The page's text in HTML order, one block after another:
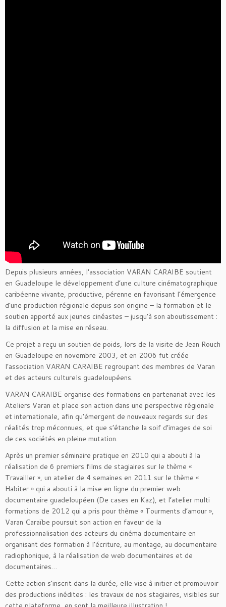
Depuis plusieurs années, l’association VARAN CARAIBE soutient
en Guadeloupe le développement d’une culture cinématographique
caribéenne vivante, productive, pérenne en favorisant l’émergence
d’une production régionale depuis son origine – la formation et le
soutien apporté aux jeunes cinéastes – jusqu’à son aboutissement :
la diffusion et la mise en réseau.
Ce projet a reçu un soutien de poids, lors de la visite de Jean Rouch
en Guadeloupe en novembre 2003, et en 2006 fut créée
l’association VARAN CARAIBE regroupant des membres de Varan
et des acteurs culturels guadeloupéens.
VARAN CARAIBE organise des formations en partenariat avec les
Ateliers Varan et place son action dans une perspective régionale
et internationale, afin qu’émergent de nouveaux regards sur des
réalités trop méconnues, et que s’étanche la soif d’images de soi
de ces sociétés en pleine mutation.
Après un premier séminaire pratique en 2010 qui a abouti à la
réalisation de 6 premiers films de stagiaires sur le thème «
Travailler », un atelier de 4 semaines en 2011 sur le thème «
Habiter » qui a abouti à la mise en ligne du premier web
documentaire guadeloupéen (De cases en Kaz), et l’atelier multi
formations de 2012 qui a pris pour thème « Tourments d’amour »,
Varan Caraïbe poursuit son action en faveur de la
professionnalisation des acteurs du cinéma documentaire en
organisant des formation à l’écriture, au montage, au documentaire
radiophonique, à la réalisation de web documentaires et de
documentaires…
Cette action s’inscrit dans la durée, elle vise à initier et promouvoir
des productions inédites : les travaux de nos stagiaires, visibles sur